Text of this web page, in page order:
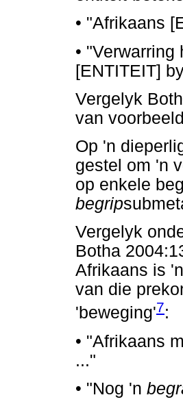
• "Afrikaans
• "Verwarring
[ENTITEIT]
Vergelyk
van
Op 'n
gestel om 'n
op enkele
begrip
Vergelyk
Botha
Afrikaans is
van die
'beweging'7:
• "Afrikaans
..."
• "Nog 'n